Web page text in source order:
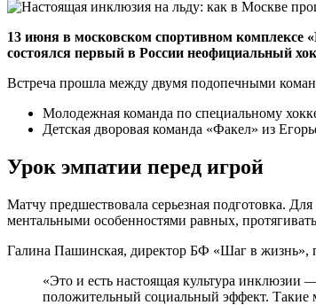
13 июня в московском спортивном комплексе
состоялся первый в России неофициальный
Встреча прошла между двумя подопечными
Молодежная команда по специальному
Детская дворовая команда «Факел» из
Урок эмпатии перед игрой
Матчу предшествовала серьезная подготовка.
ментальными особенностями равных,
Галина Пашинская, директор БФ «Шаг в жизнь»,
«Это и есть настоящая культура инклюзии
положительный социальный эффект. Такие